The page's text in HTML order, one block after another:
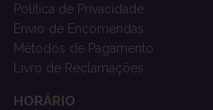
Política de Privacidade
Envio de Encomendas
Métodos de Pagamento
Livro de Reclamações
HORÁRIO